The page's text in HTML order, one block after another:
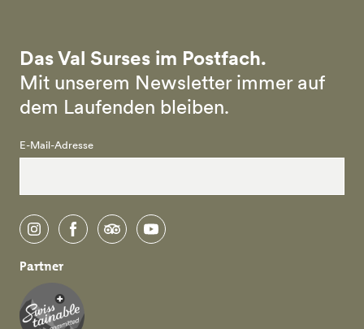
Das Val Surses im Postfach.
Mit unserem Newsletter immer auf
dem Laufenden bleiben.
E-Mail-Adresse
instagramfacebooktripadvisoryoutube
Partner